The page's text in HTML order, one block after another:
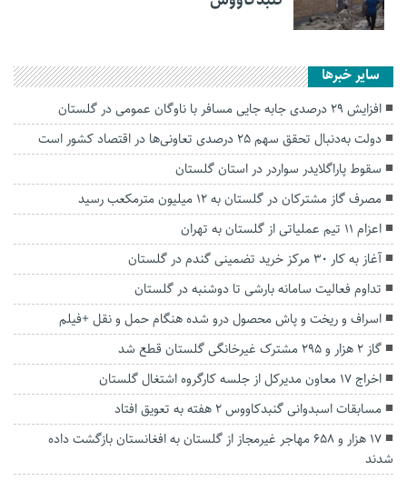
سایر خبرها
افزایش ۲۹ درصدی جابه جایی مسافر با ناوگان عمومی در گلستان
دولت به‌دنبال تحقق سهم ۲۵ درصدی تعاونی‌ها در اقتصاد کشور است
سقوط پاراگلایدر سواردر در استان گلستان
مصرف گاز مشترکان در گلستان به ۱۲ میلیون مترمکعب رسید
اعزام ۱۱ تیم عملیاتی از گلستان به تهران
آغاز به کار ۳۰ مرکز خرید تضمینی گندم در گلستان
تداوم فعالیت سامانه بارشی تا دوشنبه در گلستان
اسراف و ریخت و پاش محصول درو شده هنگام حمل و نقل +فیلم
گاز ۲ هزار و ۲۹۵ مشترک غیرخانگی گلستان قطع شد
اخراج ۱۷ معاون مدیرکل از جلسه کارگروه اشتغال گلستان
مسابقات اسبدوانی گنبدکاووس ۲ هفته به تعویق افتاد
۱۷ هزار و ۶۵۸ مهاجر غیرمجاز از گلستان به افغانستان بازگشت داده
شدند